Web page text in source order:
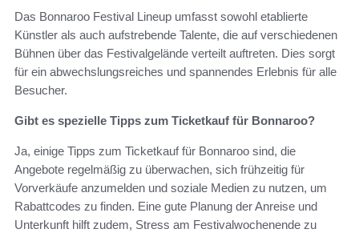
Das Bonnaroo Festival Lineup umfasst sowohl etablierte
Künstler als auch aufstrebende Talente, die auf verschiedenen
Bühnen über das Festivalgelände verteilt auftreten. Dies sorgt
für ein abwechslungsreiches und spannendes Erlebnis für alle
Besucher.
Gibt es spezielle Tipps zum Ticketkauf für Bonnaroo?
Ja, einige Tipps zum Ticketkauf für Bonnaroo sind, die
Angebote regelmäßig zu überwachen, sich frühzeitig für
Vorverkäufe anzumelden und soziale Medien zu nutzen, um
Rabattcodes zu finden. Eine gute Planung der Anreise und
Unterkunft hilft zudem, Stress am Festivalwochenende zu